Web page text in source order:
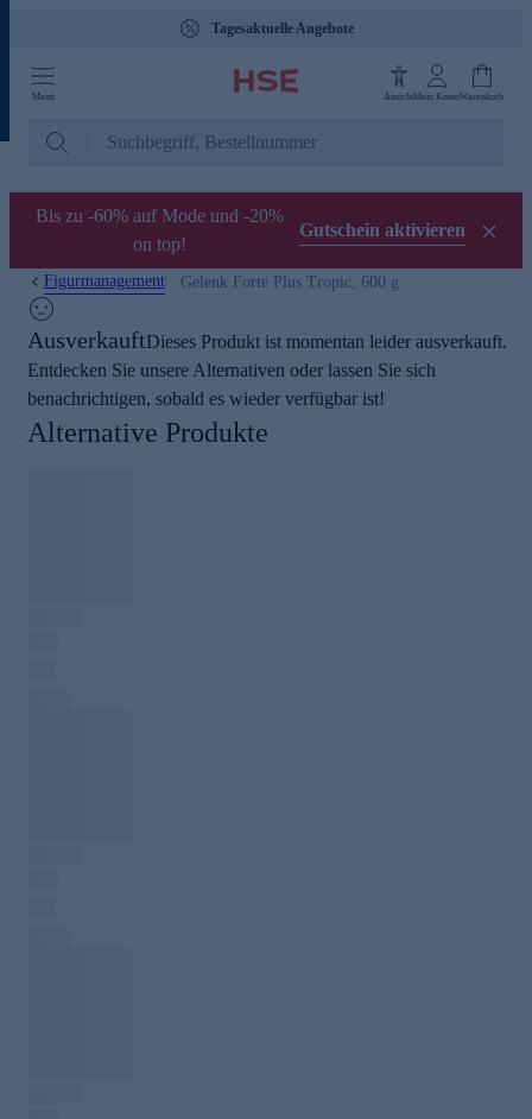
Tagesaktuelle Angebote
Menü AnsichtMein KontoWarenkorb
Bis zu -60% auf Mode und -20%
on top!
Gutschein aktivieren
Figurmanagement Gelenk Forte Plus Tropic, 600 g
AusverkauftDieses Produkt ist momentan leider ausverkauft.
Entdecken Sie unsere Alternativen oder lassen Sie sich
benachrichtigen, sobald es wieder verfügbar ist!
Alternative Produkte